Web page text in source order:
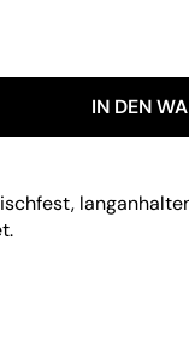
IN DEN